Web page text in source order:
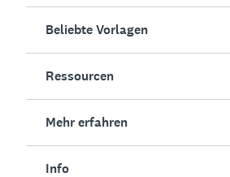
Umfragen
KI-Umfragegenerator
Online-Formulare
Marktforschung
Beliebte Vorlagen
Mitarbeiterengagement
Event-Feedback
Ressourcen
Blog
Mehr erfahren
Info